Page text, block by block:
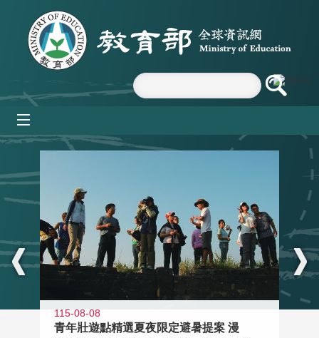
跳到主要內容區塊
:::
115-08-08
青年壯遊點精選夏夜限定避暑提案 漫